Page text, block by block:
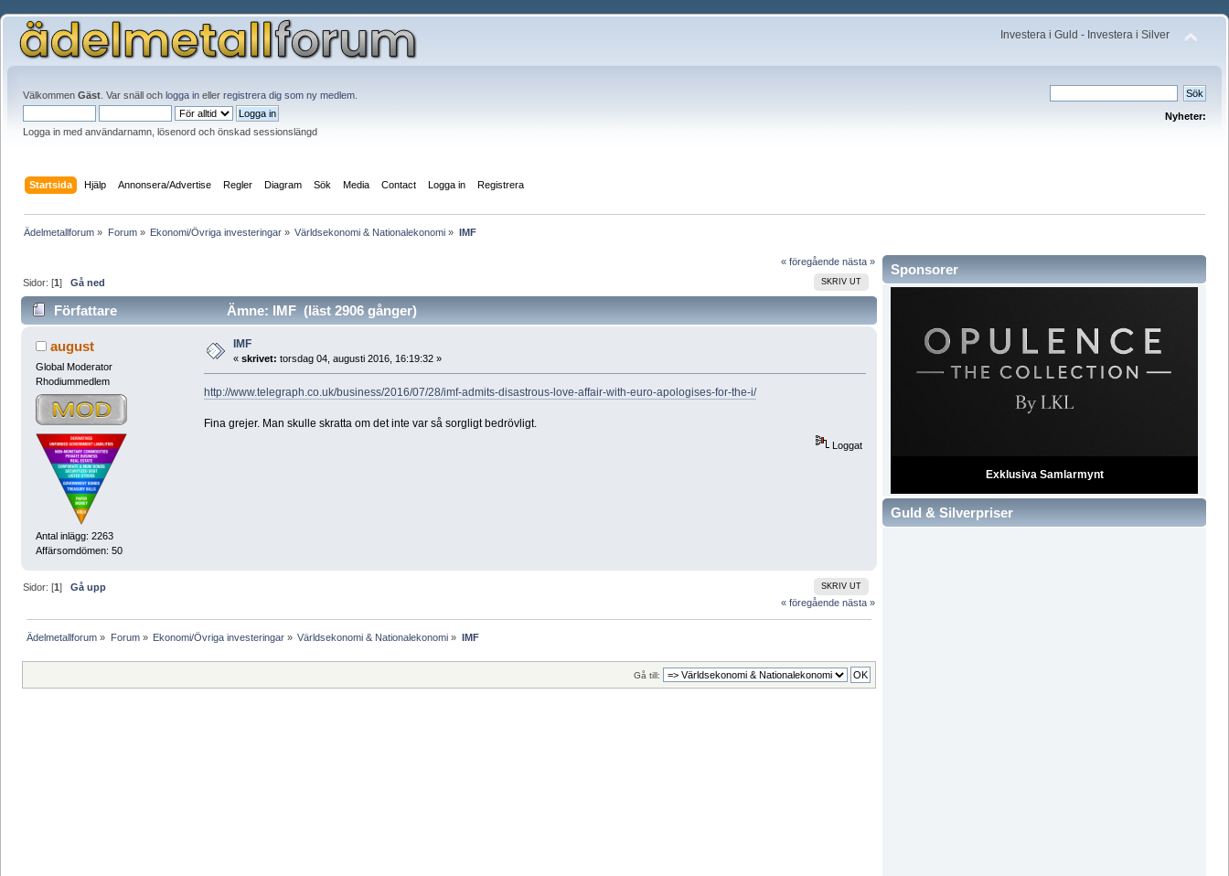
Investera i Guld - Investera i Silver
Välkommen Gäst . Var snäll och logga in eller registrera dig som ny medlem
Logga in med användarnamn, lösenord och önskad sessionslängd
Nyheter:
Startsida Hjälp Annonsera/Advertise Regler Diagram Sök Media Contact Logga in Registrera
Ädelmetallforum » Forum» Ekonomi/Övriga investeringar» Världsekonomi & Nationalekonomi » IMF
« föregående nästa »
SKRIV UT
Sidor: [1]Gå ned
Författare Ämne: IMF (läst 2906 gånger)
august
Global Moderator
Rhodiummedlem
Antal inlägg: 2263
Affärsomdömen: 50
IMF
« skrivet: torsdag 04, augusti 2016, 16:19:32 »
http://www.telegraph.co.uk/business/2016/07/28/imf-admits-disastrous-love-affair-with-euro-apologises-for-the-i/
Fina grejer. Man skulle skratta om det inte var så sorgligt bedrövligt.
Loggat
SKRIV UT
Sidor: [1]Gå upp
« föregående nästa »
Ädelmetallforum » Forum» Ekonomi/Övriga investeringar» Världsekonomi & Nationalekonomi » IMF
Gå till:
Sponsorer
Exklusiva Samlarmynt
Guld & Silverpriser